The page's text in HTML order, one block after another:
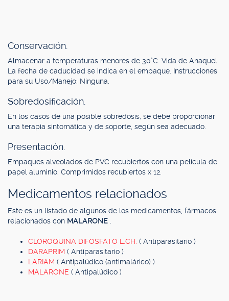
Conservación.
Almacenar a temperaturas menores de 30°C. Vida de Anaquel:
La fecha de caducidad se indica en el empaque. Instrucciones
para su Uso/Manejo: Ninguna.
Sobredosificación.
En los casos de una posible sobredosis, se debe proporcionar
una terapia sintomática y de soporte, según sea adecuado.
Presentación.
Empaques alveolados de PVC recubiertos con una película de
papel aluminio. Comprimidos recubiertos x 12.
Medicamentos relacionados
Este es un listado de algunos de los medicamentos, fármacos
relacionados con MALARONE
CLOROQUINA DIFOSFATO L.CH. ( Antiparasitario )
DARAPRIM ( Antiparasitario )
LARIAM ( Antipalúdico (antimalárico) )
MALARONE ( Antipalúdico )